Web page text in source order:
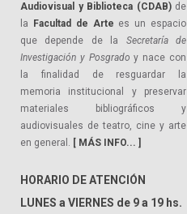
Audiovisual y Biblioteca (CDAB)de
la
Facultad de Arte es un espacio
que depende de la Secretaría de
Investigación y Posgrado y nace con
la finalidad de resguardar la
memoria institucional y preservar
materiales bibliográficos y
audiovisuales de teatro, cine y arte
en general. [ MÁS INFO... ]
HORARIO DE ATENCIÓN
LUNES a VIERNES de 9 a 19 hs.